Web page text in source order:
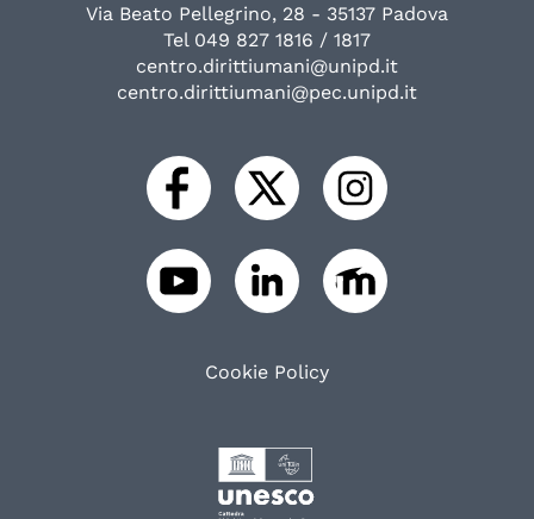
Via Beato Pellegrino, 28 - 35137 Padova
Tel 049 827 1816 / 1817
centro.dirittiumani@unipd.it
centro.dirittiumani@pec.unipd.it
Cookie Policy